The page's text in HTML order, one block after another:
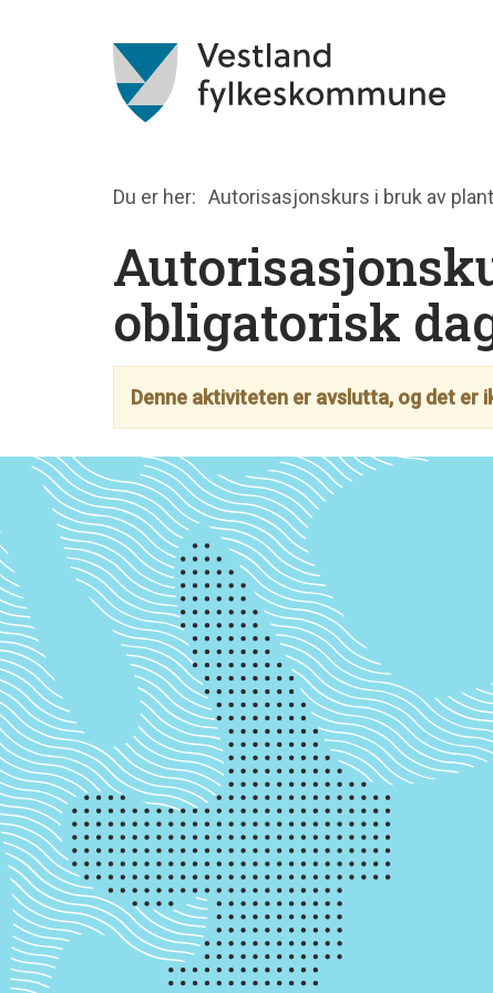
Du er her: Autorisasjonskurs i bruk av
obligatorisk
Denne aktiviteten er avslutta, og det er